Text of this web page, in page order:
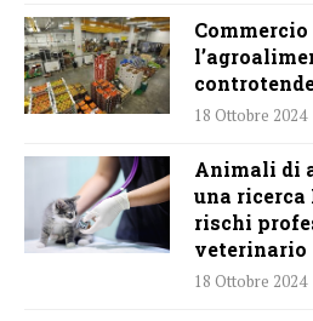
18 Ottobre 2024
Animali di
una
rischi
veterinario
18 Ottobre 2024